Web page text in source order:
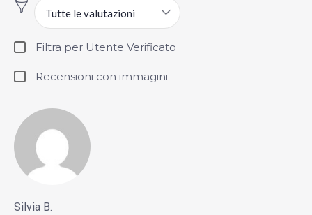
Tutte le valutazioni
Filtra per Utente Verificato
Recensioni con immagini
Silvia B.